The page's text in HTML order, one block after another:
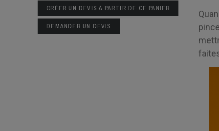
CRÉER UN DEVIS À PARTIR DE CE PANIER
DEMANDER UN DEVIS